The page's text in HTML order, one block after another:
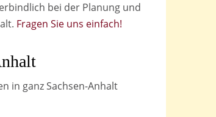
bei der Planung und
Fragen Sie uns einfach!
in ganz Sachsen-Anhalt